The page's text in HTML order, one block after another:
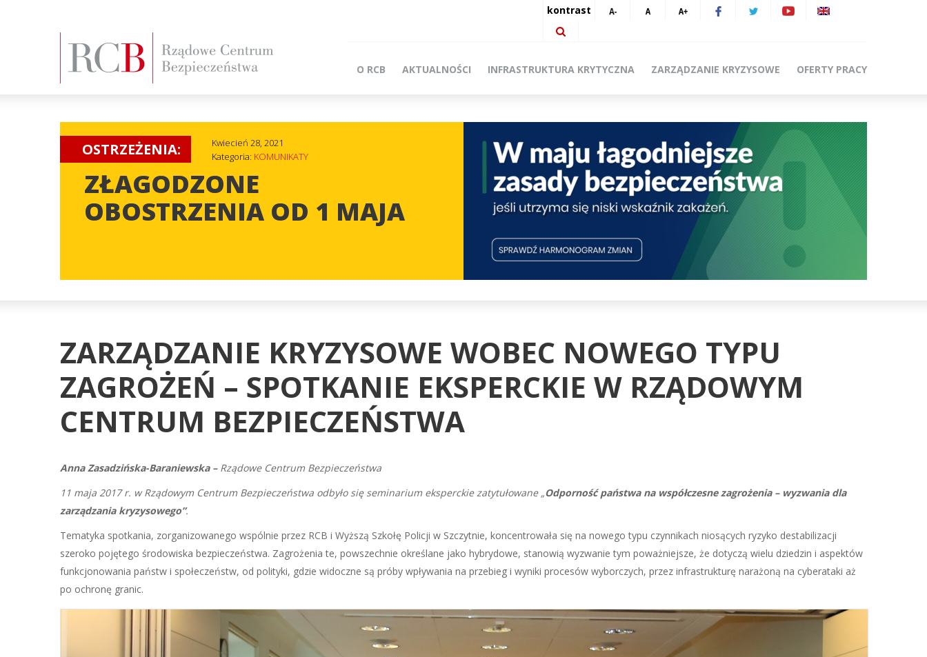
kontrast
O RCB AKTUALNOŚCI INFRASTRUKTURA KRYTYCZNA ZARZĄDZANIE KRYZYSOWE OFERTY PRACY
OSTRZEŻENIA:
Kwiecień 28, 2021
Kategoria: KOMUNIKATY
ZŁAGODZONE
OBOSTRZENIA OD 1 MAJA
ZARZĄDZANIE KRYZYSOWE WOBEC NOWEGO TYPU
ZAGROŻEŃ – SPOTKANIE EKSPERCKIE W RZĄDOWYM
CENTRUM BEZPIECZEŃSTWA
Anna Zasadzińska-Baraniewska – Rządowe Centrum Bezpieczeństwa
11 maja 2017 r. w Rządowym Centrum Bezpieczeństwa odbyło się seminarium eksperckie zatytułowane „Odporność państwa na współczesne zagrożenia – wyzwania dla
zarządzania kryzysowego”.
Tematyka spotkania, zorganizowanego wspólnie przez RCB i Wyższą Szkołę Policji w Szczytnie, koncentrowała się na nowego typu czynnikach niosących ryzyko destabilizacji
szeroko pojętego środowiska bezpieczeństwa. Zagrożenia te, powszechnie określane jako hybrydowe, stanowią wyzwanie tym poważniejsze, że dotyczą wielu dziedzin i aspektów
funkcjonowania państw i społeczeństw, od polityki, gdzie widoczne są próby wpływania na przebieg i wyniki procesów wyborczych, przez infrastrukturę narażoną na cyberataki aż
po ochronę granic.